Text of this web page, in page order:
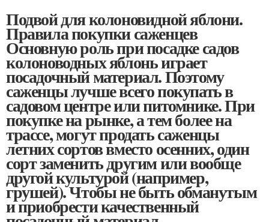
Подвой для колоновидной яблони.
Правила покупки саженцев
Основную роль при посадке садов
колоноводных яблонь играет
посадочный материал. Поэтому
саженцы лучше всего покупать в
садовом центре или питомнике. При
покупке на рынке, а тем более на
трассе, могут продать саженцы
летних сортов вместо осенних, один
сорт заменить другим или вообще
другой культурой (например,
грушей). Чтобы не быть обманутым
и приобрести качественный